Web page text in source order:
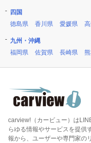
四国
徳島県
香川県 愛媛県
九州・沖縄
福岡県
佐賀県 長崎県
carview!（カービュー）は
らゆる情報やサービスを提供
報から、ユーザーや専門家の